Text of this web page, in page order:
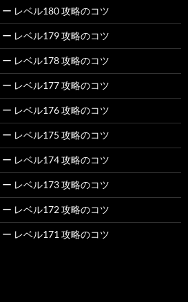
レベル180 攻略のコツ
レベル179 攻略のコツ
レベル178 攻略のコツ
レベル177 攻略のコツ
レベル176 攻略のコツ
レベル175 攻略のコツ
レベル174 攻略のコツ
レベル173 攻略のコツ
レベル172 攻略のコツ
レベル171 攻略のコツ